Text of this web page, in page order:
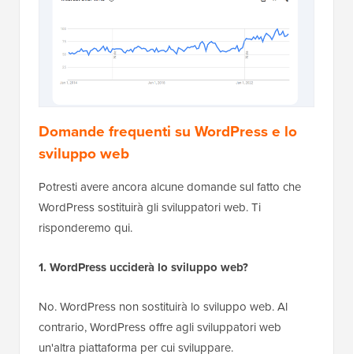
Domande frequenti su WordPress e lo
sviluppo web
Potresti avere ancora alcune domande sul fatto che
WordPress sostituirà gli sviluppatori web. Ti
risponderemo qui.
1. WordPress ucciderà lo sviluppo web?
No. WordPress non sostituirà lo sviluppo web. Al
contrario, WordPress offre agli sviluppatori web
un'altra piattaforma per cui sviluppare.